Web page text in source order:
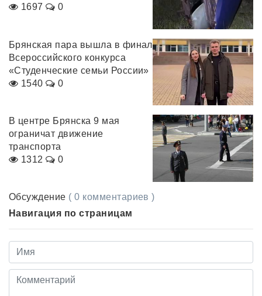
1697
0
Брянская пара вышла в финал
Всероссийского конкурса
«Студенческие семьи России»
1540
0
В центре Брянска 9 мая
ограничат движение
транспорта
1312
0
Обсуждение ( 0 комментариев )
Навигация по страницам